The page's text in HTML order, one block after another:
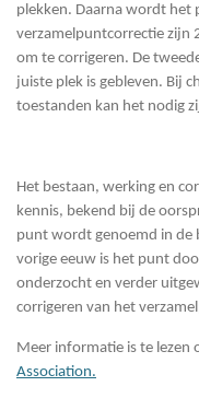
plekken. Daarna wordt het
verzamelpuntcorrectie zijn
om te corrigeren. De
juiste plek is gebleven. Bij
toestanden kan het nodig
Het bestaan, werking en
kennis, bekend bij de
punt wordt genoemd in de
vorige eeuw is het punt
onderzocht en verder
corrigeren van het
Meer informatie is te lezen
Association.